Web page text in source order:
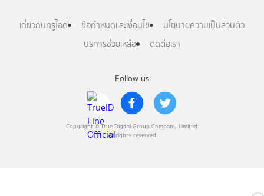
Follow us
Copyright © True Digital Group Company Limited.
All rights reserved
เกี่ยวกับทรูไอดี ข้อกำหนดและเงื่อนไข
นโยบายความเป็นส่วนตัว
บริการช่วยเหลือ
ติดต่อเรา